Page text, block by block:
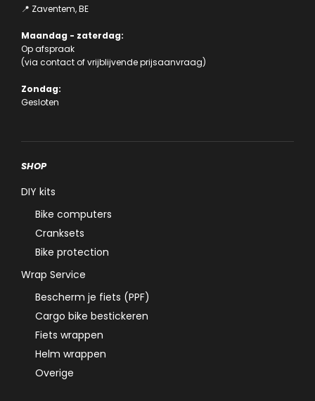
📍 Zaventem, BE
Maandag - zaterdag:
Op afspraak
(via contactofvrijblijvende prijsaanvraag)
Zondag:
Gesloten
SHOP
DIY kits
Bike computers
Cranksets
Bike protection
Wrap Service
Bescherm je fiets (PPF)
Cargo bike bestickeren
Fiets wrappen
Helm wrappen
Overige